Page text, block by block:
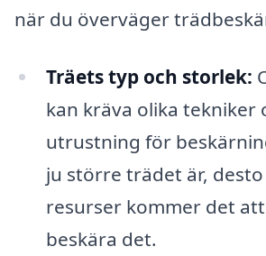
när du överväger
Träets typ och storlek:
kan kräva olika tekniker
utrustning för
ju större trädet är,
resurser kommer det
beskära det.